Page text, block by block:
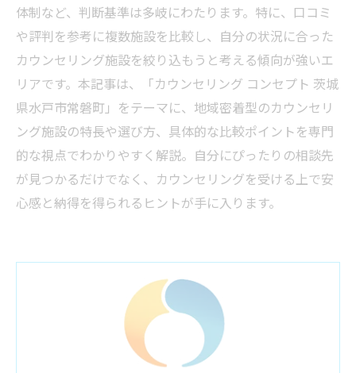
体制など、判断基準は多岐にわたります。特に、口コミ
や評判を参考に複数施設を比較し、自分の状況に合った
カウンセリング施設を絞り込もうと考える傾向が強いエ
リアです。本記事は、「カウンセリング コンセプト 茨城
県水戸市常磐町」をテーマに、地域密着型のカウンセリ
ング施設の特長や選び方、具体的な比較ポイントを専門
的な視点でわかりやすく解説。自分にぴったりの相談先
が見つかるだけでなく、カウンセリングを受ける上で安
心感と納得を得られるヒントが手に入ります。